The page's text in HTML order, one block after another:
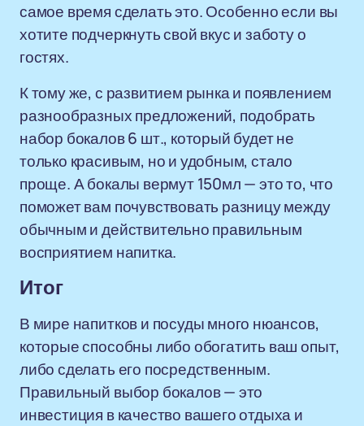
самое время сделать это. Особенно если вы
хотите подчеркнуть свой вкус и заботу о
гостях.
К тому же, с развитием рынка и появлением
разнообразных предложений, подобрать
набор бокалов 6 шт., который будет не
только красивым, но и удобным, стало
проще. А бокалы вермут 150мл — это то, что
поможет вам почувствовать разницу между
обычным и действительно правильным
восприятием напитка.
Итог
В мире напитков и посуды много нюансов,
которые способны либо обогатить ваш опыт,
либо сделать его посредственным.
Правильный выбор бокалов — это
инвестиция в качество вашего отдыха и